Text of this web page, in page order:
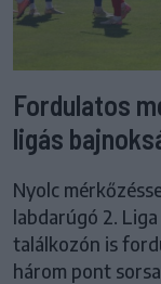
Fordulatos
ligás
Nyolc
labdarúgó 2.
találkozón is
három pont